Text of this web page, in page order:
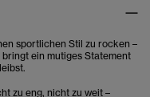
sportlichen Stil zu rocken –
ein mutiges Statement
zu eng, nicht zu weit –